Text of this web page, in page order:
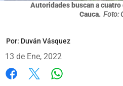
Autoridades buscan a
Cauca. Foto:
Por: Duván Vásquez
13 de Ene, 2022
Facebook
X